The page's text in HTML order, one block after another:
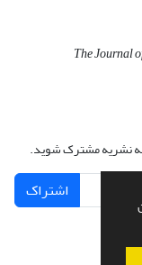
The Journal
نشریه مشترک شوید.
اشتراک